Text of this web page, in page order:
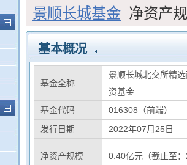
景顺长城基金 净资产
基本概况
基金全称
景顺长城北交所精
资基金
基金代码
016308（前端）
发行日期
2022年07月25日
净资产规模 0.40亿元（截止至